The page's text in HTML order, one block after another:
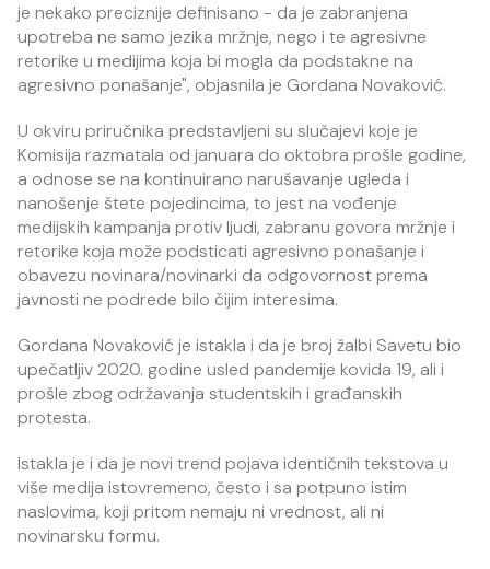
je nekako preciznije definisano - da je zabranjena
upotreba ne samo jezika mržnje, nego i te agresivne
retorike u medijima koja bi mogla da podstakne na
agresivno ponašanje", objasnila je Gordana Novaković.
U okviru priručnika predstavljeni su slučajevi koje je
Komisija razmatala od januara do oktobra prošle godine,
a odnose se na kontinuirano narušavanje ugleda i
nanošenje štete pojedincima, to jest na vođenje
medijskih kampanja protiv ljudi, zabranu govora mržnje i
retorike koja može podsticati agresivno ponašanje i
obavezu novinara/novinarki da odgovornost prema
javnosti ne podrede bilo čijim interesima.
Gordana Novaković je istakla i da je broj žalbi Savetu bio
upečatljiv 2020. godine usled pandemije kovida 19, ali i
prošle zbog održavanja studentskih i građanskih
protesta.
Istakla je i da je novi trend pojava identičnih tekstova u
više medija istovremeno, često i sa potpuno istim
naslovima, koji pritom nemaju ni vrednost, ali ni
novinarsku formu.